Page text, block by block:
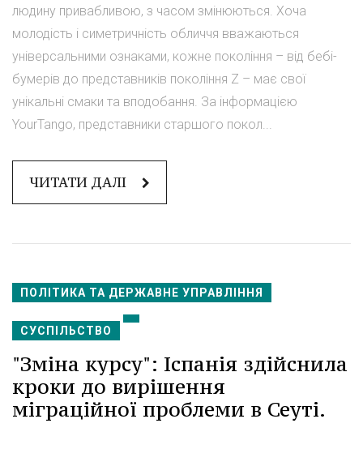
людину привабливою, з часом змінюються. Хоча
молодість і симетричність обличчя вважаються
універсальними ознаками, кожне покоління – від бебі-
бумерів до представників покоління Z – має свої
унікальні смаки та вподобання. За інформацією
YourTango, представники старшого покол...
ЧИТАТИ ДАЛІ
ПОЛІТИКА ТА ДЕРЖАВНЕ УПРАВЛІННЯ
СУСПІЛЬСТВО
"Зміна курсу": Іспанія здійснила
кроки до вирішення
міграційної проблеми в Сеуті.